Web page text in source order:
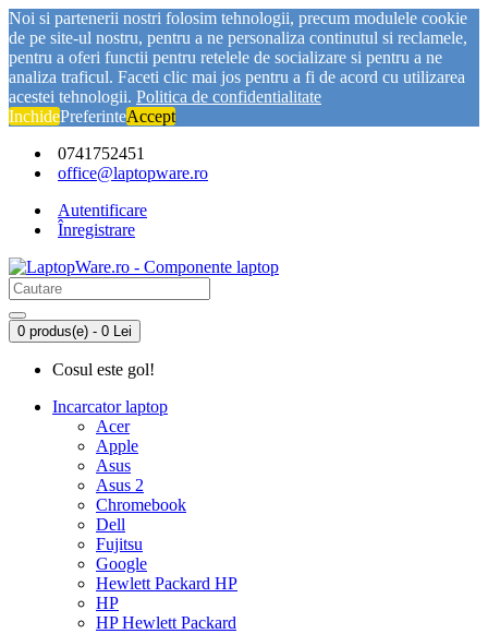
Noi si partenerii nostri folosim tehnologii, precum modulele cookie
de pe site-ul nostru, pentru a ne personaliza continutul si reclamele,
pentru a oferi functii pentru retelele de socializare si pentru a ne
analiza traficul. Faceti clic mai jos pentru a fi de acord cu utilizarea
acestei tehnologii. Politica de confidentialitate
InchidePreferinteAccept
0741752451
office@laptopware.ro
Autentificare
Înregistrare
0 produs(e) - 0 Lei
Cosul este gol!
Incarcator laptop
Acer
Apple
Asus
Asus 2
Chromebook
Dell
Fujitsu
Google
Hewlett Packard HP
HP
HP Hewlett Packard